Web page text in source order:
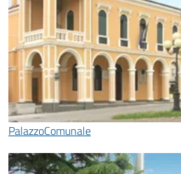
PalazzoComunale